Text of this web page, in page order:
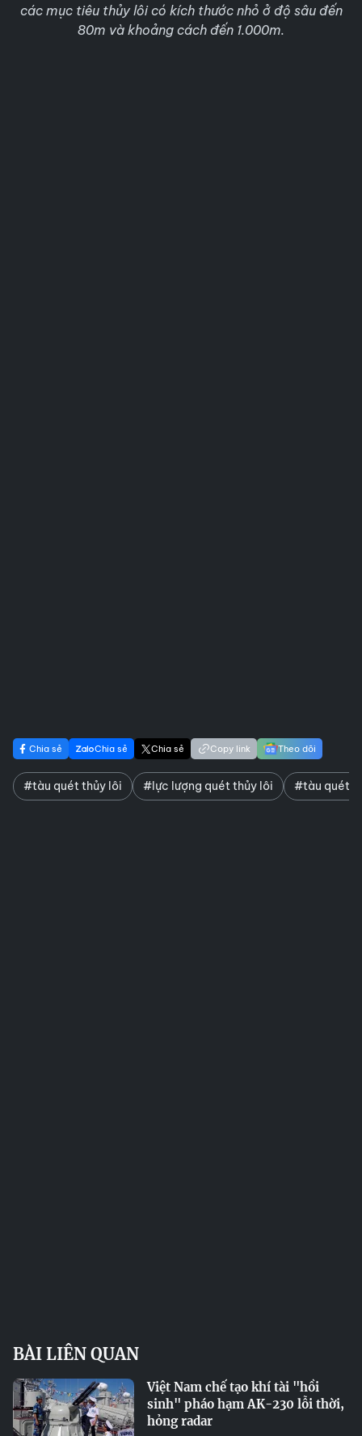
các mục tiêu thủy lôi có kích thước nhỏ ở độ sâu đến
80m và khoảng cách đến 1.000m.
Chia sẻ Chia sẻ Chia sẻ Copy link Theo dõi
#tàu quét thủy lôi #lực lượng quét thủy lôi #tàu quét
BÀI LIÊN QUAN
Việt Nam chế tạo khí tài "hồi
sinh" pháo hạm AK-230 lỗi thời,
hỏng radar